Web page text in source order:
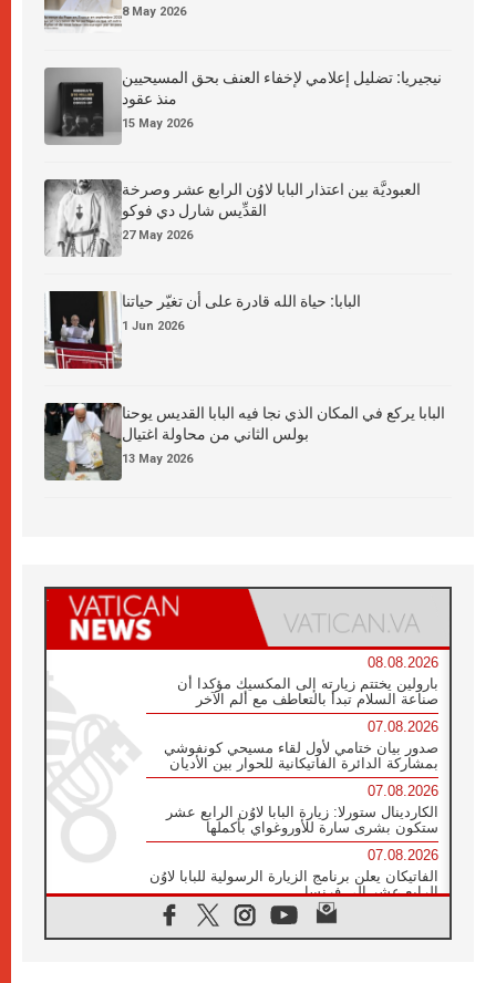
8 May 2026
نيجيريا: تضليل إعلامي لإخفاء العنف بحق المسيحيين
منذ عقود
15 May 2026
العبوديَّة بين اعتذار البابا لاوُن الرابع عشر وصرخة
القدِّيس شارل دي فوكو
27 May 2026
البابا: حياة الله قادرة على أن تغيّر حياتنا
1 Jun 2026
البابا يركع في المكان الذي نجا فيه البابا القديس يوحنا
بولس الثاني من محاولة اغتيال
13 May 2026
08.08.2026
بارولين يختتم زيارته إلى المكسيك مؤكدا أن
صناعة السلام تبدأ بالتعاطف مع ألم الآخر
07.08.2026
صدور بيان ختامي لأول لقاء مسيحي كونفوشي
بمشاركة الدائرة الفاتيكانية للحوار بين الأديان
07.08.2026
الكاردينال ستورلا: زيارة البابا لاوُن الرابع عشر
ستكون بشرى سارة للأوروغواي بأكملها
07.08.2026
الفاتيكان يعلن برنامج الزيارة الرسولية للبابا لاوُن
الرابع عشر إلى فرنسا
في الذكرى الـ ٨١ لحادثة هيروشيما الكنيسة في